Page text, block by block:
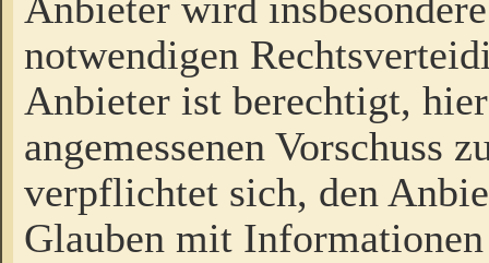
notwendigen
Anbieter ist berechtigt,
angemessenen Vorschuss
verpflichtet sich, den
Glauben mit